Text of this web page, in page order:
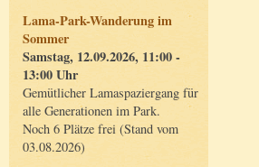
Lama-Park-Wanderung im
Sommer
Samstag, 12.09.2026, 11:00 -
13:00 Uhr
Gemütlicher Lamaspaziergang für
alle Generationen im Park.
Noch 6 Plätze frei (Stand vom
03.08.2026)